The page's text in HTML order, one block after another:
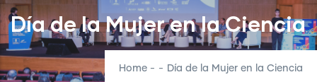
Día de la Mujer en la Ciencia
Home - - Día de la Mujer en la Ciencia